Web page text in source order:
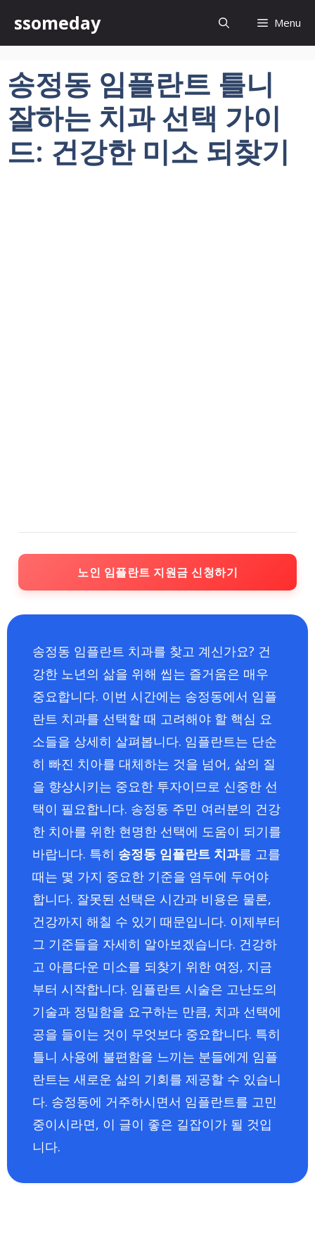
츠
건
뛰
ssomeday Menu
송정동 임플란트 틀니
잘하는 치과 선택 가이
드: 건강한 미소 되찾기
노인 임플란트 지원금 신청하기
송정동 임플란트 치과를 찾고 계신가요? 건
강한 노년의 삶을 위해 씹는 즐거움은 매우
중요합니다. 이번 시간에는 송정동에서 임플
란트 치과를 선택할 때 고려해야 할 핵심 요
소들을 상세히 살펴봅니다. 임플란트는 단순
히 빠진 치아를 대체하는 것을 넘어, 삶의 질
을 향상시키는 중요한 투자이므로 신중한 선
택이 필요합니다. 송정동 주민 여러분의 건강
한 치아를 위한 현명한 선택에 도움이 되기를
바랍니다. 특히 송정동 임플란트 치과를 고를
때는 몇 가지 중요한 기준을 염두에 두어야
합니다. 잘못된 선택은 시간과 비용은 물론,
건강까지 해칠 수 있기 때문입니다. 이제부터
그 기준들을 자세히 알아보겠습니다. 건강하
고 아름다운 미소를 되찾기 위한 여정, 지금
부터 시작합니다. 임플란트 시술은 고난도의
기술과 정밀함을 요구하는 만큼, 치과 선택에
공을 들이는 것이 무엇보다 중요합니다. 특히
틀니 사용에 불편함을 느끼는 분들에게 임플
란트는 새로운 삶의 기회를 제공할 수 있습니
다. 송정동에 거주하시면서 임플란트를 고민
중이시라면, 이 글이 좋은 길잡이가 될 것입
니다.